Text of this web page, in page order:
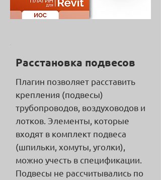
Расстановка подвесов
Плагин позволяет расставить
крепления (подвесы)
трубопроводов, воздуховодов и
лотков. Элементы, которые
входят в комплект подвеса
(шпильки, хомуты, уголки),
можно учесть в спецификации.
Подвесы не рассчитывались по